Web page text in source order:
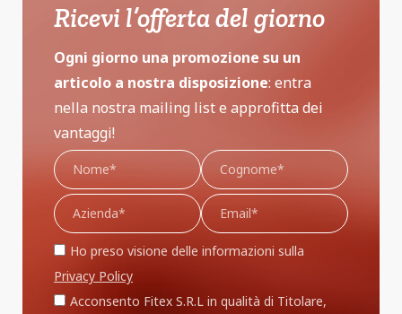
Ricevi l’offerta del giorno
Ogni giorno una promozione su un
articolo a nostra disposizione: entra
nella nostra mailing list e approfitta dei
vantaggi!
Ho preso visione delle informazioni sulla
Privacy Policy
Acconsento Fitex S.R.L in qualità di Titolare,